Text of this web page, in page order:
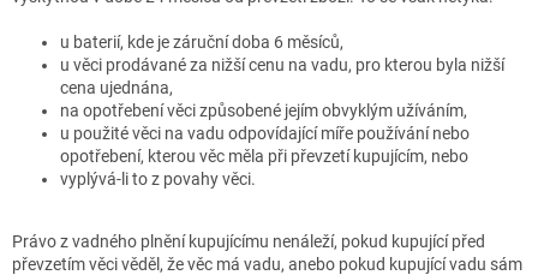
u baterií, kde je záruční doba 6 měsíců,
u věci prodávané za nižší cenu na vadu, pro kterou byla nižší
cena ujednána,
na opotřebení věci způsobené jejím obvyklým užíváním,
u použité věci na vadu odpovídající míře používání nebo
opotřebení, kterou věc měla při převzetí kupujícím, nebo
vyplývá-lito z povahy věci.
Právo z vadného plnění kupujícímu nenáleží, pokud kupující před
převzetím věci věděl, že věc má vadu, anebo pokud kupující vadu sám